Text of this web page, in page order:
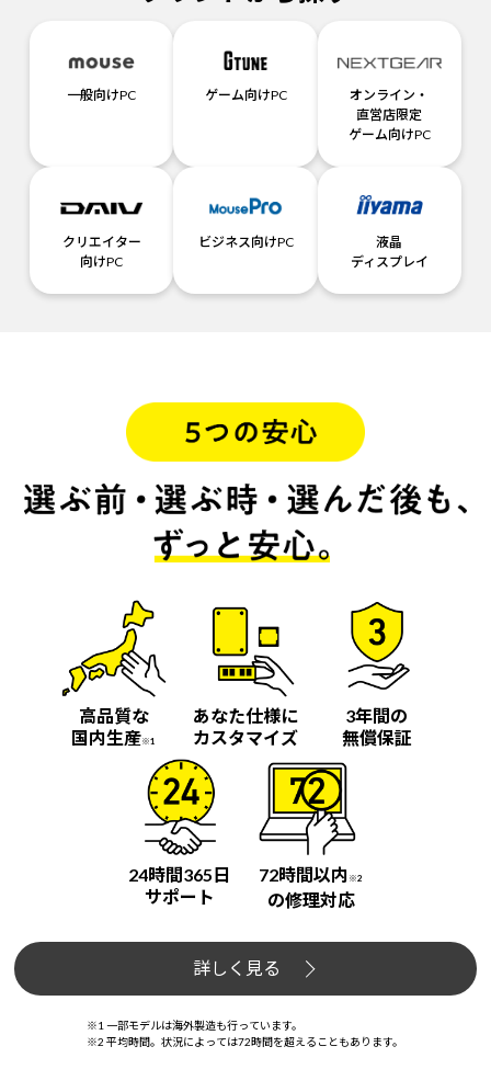
一般向けPC ゲーム向けPC
オンライン・
直営店限定
ゲーム向けPC
クリエイター
向けPC
ビジネス向けPC
液晶
ディスプレイ
高品質な
国内生産※1
あなた仕様に
カスタマイズ
3年間の
無償保証
24時間365日
サポート
72時間以内 ※2
の修理対応
詳しく見る
※1 一部モデルは海外製造も行っています。
※2 平均時間。状況によっては72時間を超えることもあります。